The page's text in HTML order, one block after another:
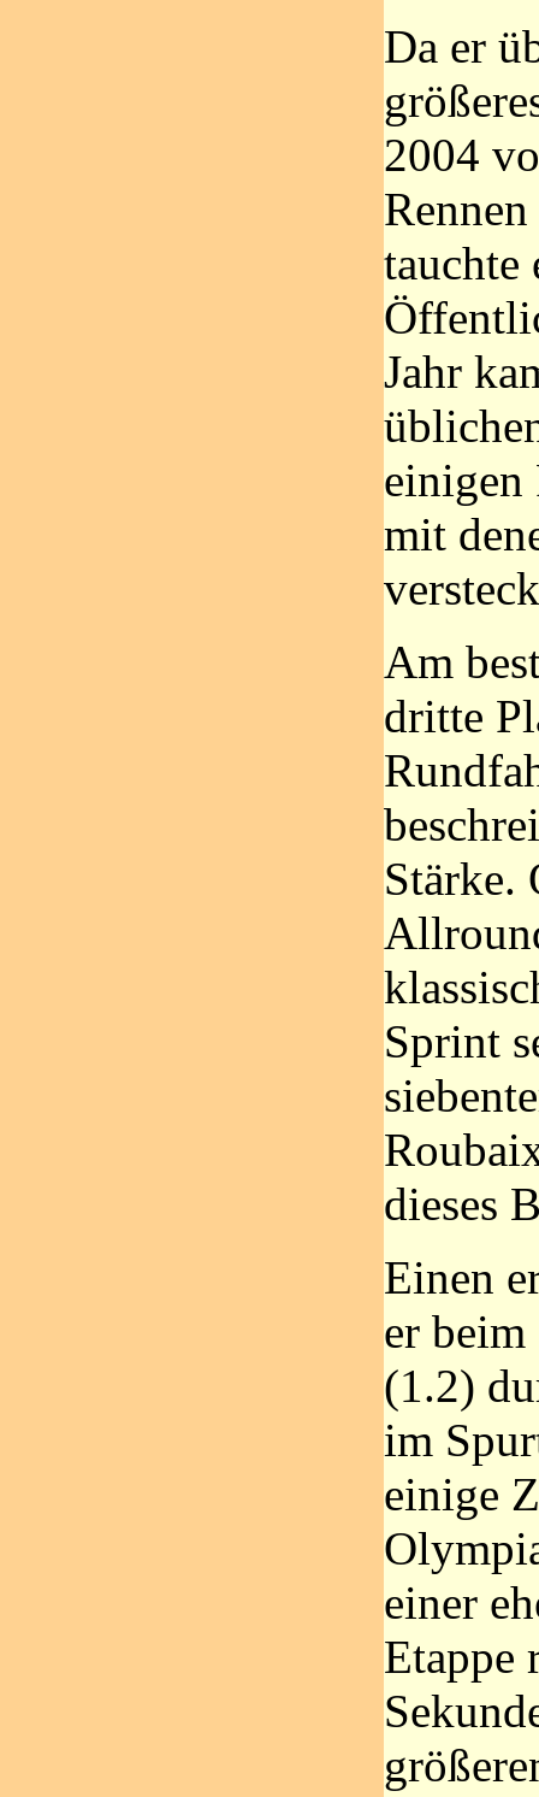
Da er
2004
tauchte
Jahr
einigen
mit
Am
dritte
Stärke.
Sprint
dieses
Einen
er
(1.2)
im
einige
einer
Etappe